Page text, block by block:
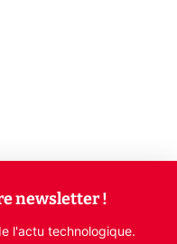
newsletter !
l'actu technologique.